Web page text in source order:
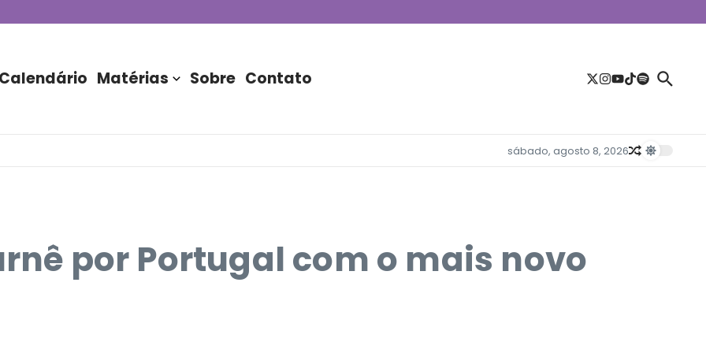
do Nubank Parque
Calendário Matérias Sobre Contato
sábado, agosto 8, 2026
por Portugal com o mais novo